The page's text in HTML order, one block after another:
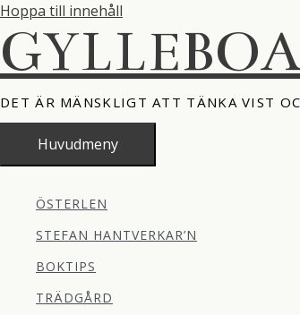
Hoppa till innehåll
DET ÄR MÄNSKLIGT ATT TÄNKA VIST
Huvudmeny
ÖSTERLEN
STEFAN HANTVERKAR’N
BOKTIPS
TRÄDGÅRD